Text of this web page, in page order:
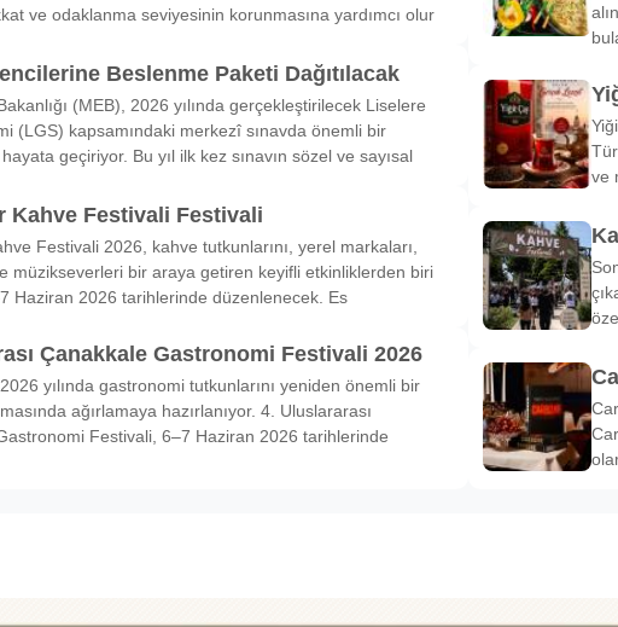
ve odaklanma seviyesinin korunmasına yardımcı olur
Beslenme Paketi Dağıtılacak
(MEB), 2026 yılında gerçekleştirilecek Liselere
(LGS) kapsamındaki merkezî sınavda önemli bir
geçiriyor. Bu yıl ilk kez sınavın sözel ve sayısal
Kahve Festivali Festivali
Festivali 2026, kahve tutkunlarını, yerel markaları,
müzikseverleri bir araya getiren keyifli etkinliklerden biri
Haziran 2026 tarihlerinde düzenlenecek. Es
Çanakkale Gastronomi Festivali 2026
yılında gastronomi tutkunlarını yeniden önemli bir
ağırlamaya hazırlanıyor. 4. Uluslararası
Festivali, 6–7 Haziran 2026 tarihlerinde
ve